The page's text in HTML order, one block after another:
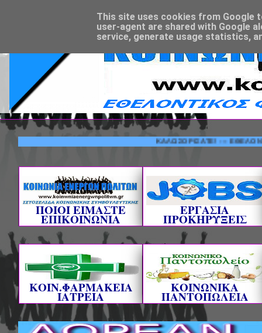
ΚΑΛΩΣΟΡΙΣΑΤΕ! --- ΕΘΕΛΟΝΤΙΚΟΣ
ΠΟΙΟΙ ΕΙΜΑΣΤΕ
ΕΠΙΚΟΙΝΩΝΙΑ
ΕΡΓΑΣΙΑ
ΠΡΟΚΗΡΥΞΕΙΣ
ΚΟΙΝ.ΦΑΡΜΑΚΕΙΑ
ΙΑΤΡΕΙΑ
ΚΟΙΝΩΝΙΚΑ
ΠΑΝΤΟΠΩΛΕΙΑ
This site uses cookies from Google
user-agent are shared with Google
service, generate usage statistics,